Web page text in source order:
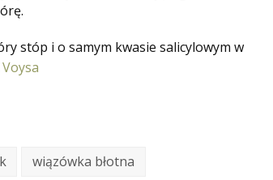
stóp i o samym kwasie salicylowym w
wiązówka błotna